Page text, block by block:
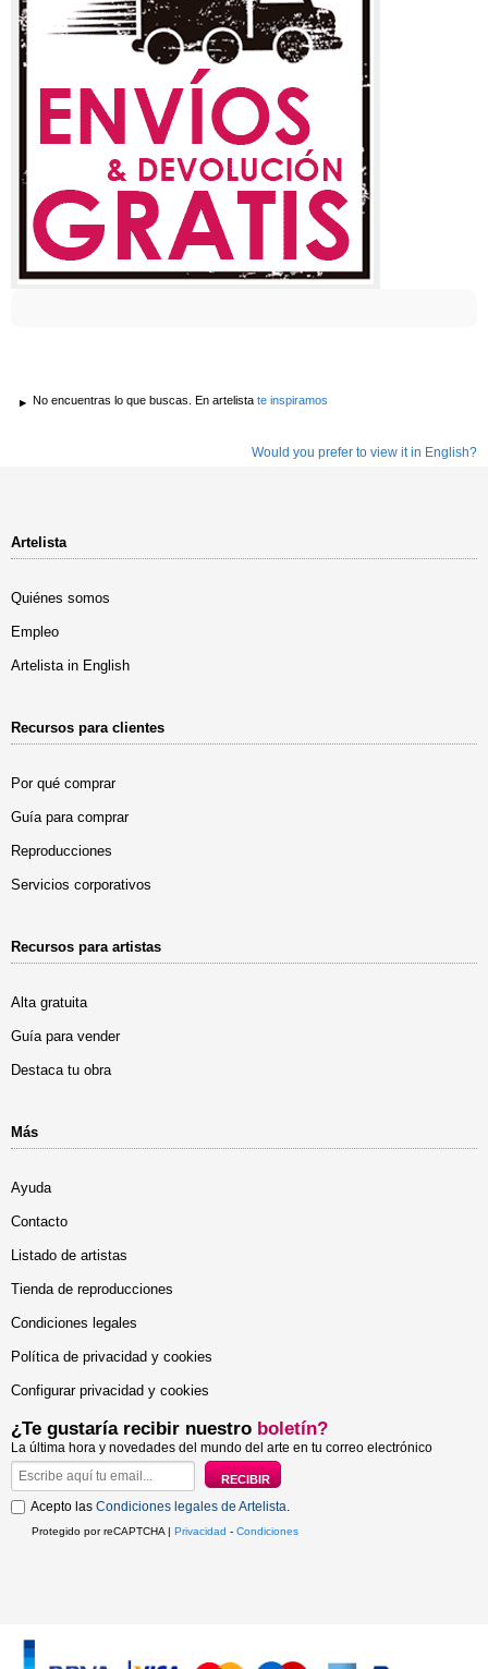
No encuentras lo que buscas. En artelista te inspiramos
Would you prefer to view it in English?
Artelista
Quiénes somos
Empleo
Artelista in English
Recursos para clientes
Por qué comprar
Guía para comprar
Reproducciones
Servicios corporativos
Recursos para artistas
Alta gratuita
Guía para vender
Destaca tu obra
Más
Ayuda
Contacto
Listado de artistas
Tienda de reproducciones
Condiciones legales
Política de privacidad y cookies
Configurar privacidad y cookies
¿Te gustaría recibir nuestro boletín?
La última hora y novedades del mundo del arte en tu correo electrónico
Acepto las Condiciones legales de Artelista.
Protegido por reCAPTCHA | Privacidad - Condiciones